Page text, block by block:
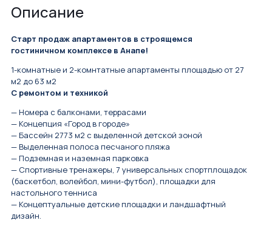
Описание
Старт продаж апартаментов в строящемся
гостиничном комплексе в Анапе!
1-комнатные и 2-комнтатные апартаменты площадью от 27
м2 до 63 м2
С ремонтом и техникой
— Номера с балконами, террасами
— Концепция «Город в городе»
— Бассейн 2773 м2 с выделенной детской зоной
— Выделенная полоса песчаного пляжа
— Подземная и наземная парковка
— Спортивные тренажеры, 7 универсальных спортплощадок
(баскетбол, волейбол, мини-футбол), площадки для
настольного тенниса
— Концептуальные детские площадки и ландшафтный
дизайн.